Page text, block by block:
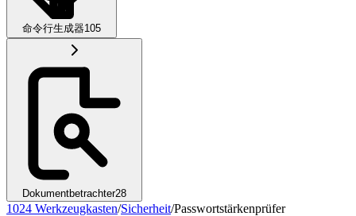
命令行生成器105
Dokumentbetrachter28
1024 Werkzeugkasten/Sicherheit/Passwortstärkenprüfer